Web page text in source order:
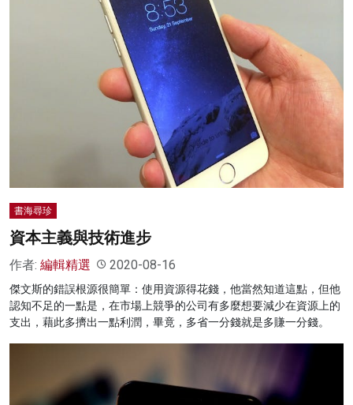
書海尋珍
資本主義與技術進步
作者: 編輯精選 2020-08-16
傑文斯的錯誤根源很簡單：使用資源得花錢，他當然知道這點，但他
認知不足的一點是，在市場上競爭的公司有多麼想要減少在資源上的
支出，藉此多擠出一點利潤，畢竟，多省一分錢就是多賺一分錢。